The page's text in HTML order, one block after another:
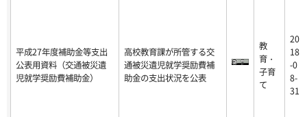
平成27年度補助金等支出
公表用資料（交通被災遺
児就学奨励費補助金）
高校教育課が所管する交
通被災遺児就学奨励費補
助金の支出状況を公表
教
育・
子育
て
20
18
-0
8-
31